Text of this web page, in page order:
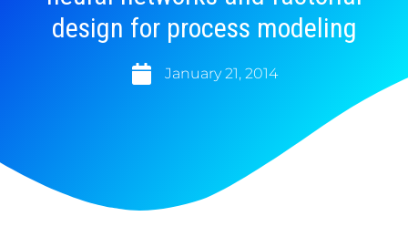
design for process modeling
January 21, 2014